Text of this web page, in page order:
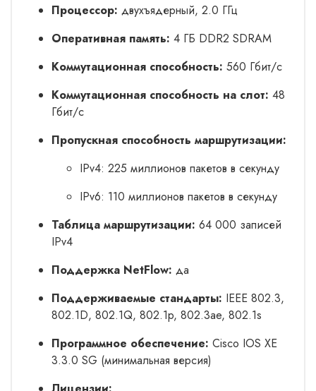
Процессор: двухъядерный, 2.0 ГГц
Оперативная память: 4 ГБ DDR2 SDRAM
Коммутационная способность: 560 Гбит/с
Коммутационная способность на слот: 48
Гбит/с
Пропускная способность маршрутизации:
IPv4: 225 миллионов пакетов в секунду
IPv6: 110 миллионов пакетов в секунду
Таблица маршрутизации: 64 000 записей
IPv4
Поддержка NetFlow: да
Поддерживаемые стандарты: IEEE 802.3,
802.1D, 802.1Q, 802.1p, 802.3ae, 802.1s
Программное обеспечение: Cisco IOS XE
3.3.0 SG (минимальная версия)